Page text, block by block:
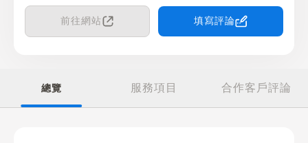
前往網站 填寫評論
總覽 服務項目 合作客戶評論